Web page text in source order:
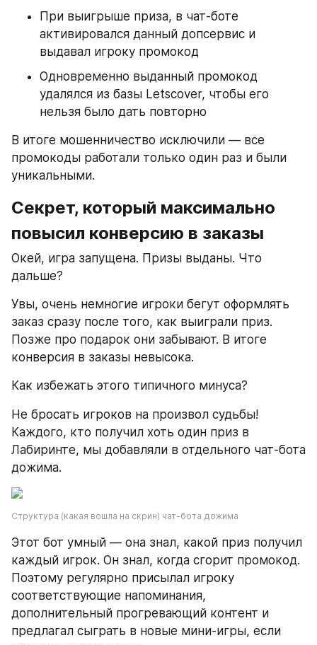
При выигрыше приза, в чат-боте
активировался данный допсервис и
выдавал игроку промокод
Одновременно выданный промокод
удалялся из базы Letscover, чтобы его
нельзя было дать повторно
В итоге мошенничество исключили — все
промокоды работали только один раз и были
уникальными.
Секрет, который максимально
повысил конверсию в заказы
Окей, игра запущена. Призы выданы. Что
дальше?
Увы, очень немногие игроки бегут оформлять
заказ сразу после того, как выиграли приз.
Позже про подарок они забывают. В итоге
конверсия в заказы невысока.
Как избежать этого типичного минуса?
Не бросать игроков на произвол судьбы!
Каждого, кто получил хоть один приз в
Лабиринте, мы добавляли в отдельного чат-бота
дожима.
Структура (какая вошла на скрин) чат-бота дожима
Этот бот умный — она знал, какой приз получил
каждый игрок. Он знал, когда сгорит промокод.
Поэтому регулярно присылал игроку
соответствующие напоминания,
дополнительный прогревающий контент и
предлагал сыграть в новые мини-игры, если